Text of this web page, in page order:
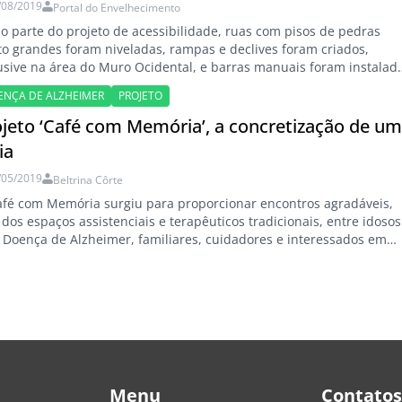
2019 Portal do Envelhecimento
parte do projeto de acessibilidade, ruas com pisos de pedras
grandes foram niveladas, rampas e declives foram criados,
na área do Muro Ocidental, e barras manuais foram
e passagens difíceis. Jerusalém não é conhecida por
lisas, mas a cidade agora pode reivindicar quatro quilômetros
acessíveis para…
DE ALZHEIMER PROJETO
‘Café com Memória’, a concretização de
2019 Beltrina Côrte
com Memória surgiu para proporcionar encontros agradáveis,
espaços assistenciais e terapêuticos tradicionais, entre idosos
Doença de Alzheimer, familiares, cuidadores e interessados em
Menu Contatos